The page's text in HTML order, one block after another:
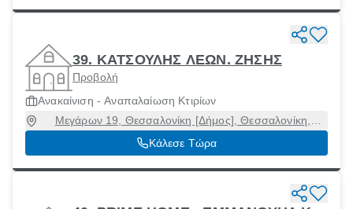
39. ΚΑΤΣΟΥΛΗΣ ΛΕΩΝ. ΖΗΣΗΣ
Προβολή
Ανακαίνιση - Αναπαλαίωση Κτιρίων
Μεγάρων 19, Θεσσαλονίκη [Δήμος], Θεσσαλονίκη,
54634
Κάλεσε Τώρα